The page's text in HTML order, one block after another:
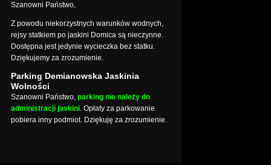
Szanowni Państwo,
Z powodu niekorzystnych warunków wodnych,
rejsy statkiem po jaskini Domica są nieczynne.
Dostępna jest jedynie wycieczka bez statku.
Dziękujemy za zrozumienie.
Parking Demianowska Jaskinia
Wolności
Szanowni Państwo, parking nie należy do
administracji jaskini. Opłaty za parkowanie
pobiera inny podmiot. Dziękuję za zrozumienie.